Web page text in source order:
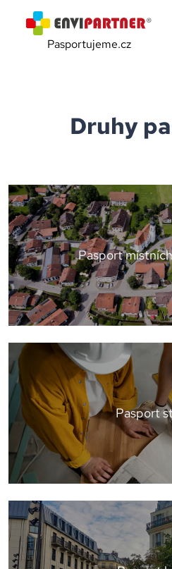
Pasportujeme.cz
Druhy
Pasport
Pasport